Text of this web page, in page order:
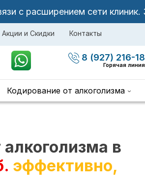
с расширением сети клиник.
Акции и Скидки Контакты
8 (927) 216-
Горячая
Кодирование от алкоголизма
в
эффективно,